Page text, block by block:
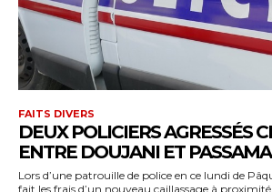
FAITS DIVERS
DEUX POLICIERS AGRESSÉS
ENTRE DOUJANI ET
Lors d’une patrouille de police en ce lundi de
fait les frais d’un nouveau caillassage à